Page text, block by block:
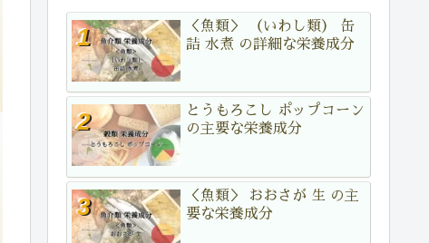
＜魚類＞ （いわし類） 缶
詰 水煮 の詳細な栄養成分
とうもろこし ポップコーン
の主要な栄養成分
＜魚類＞ おおさが 生 の主
要な栄養成分